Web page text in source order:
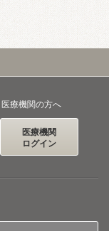
医療機関の方へ
医療機関
ログイン